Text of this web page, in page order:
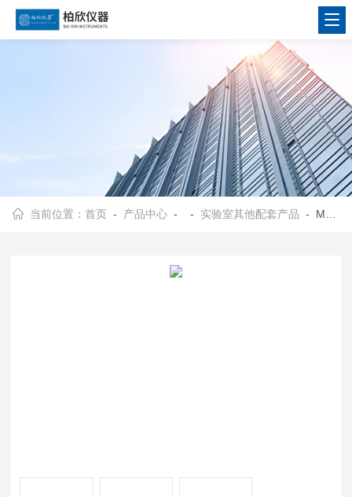
当前位置：首页 - 产品中心 - - 实验室其他配套产品 - MS-6小型磁力搅拌器